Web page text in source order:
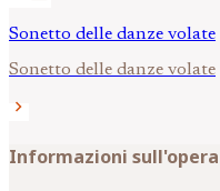
Sonetto delle danze volate
Sonetto delle danze volate
chevron_right
Informazioni sull'opera